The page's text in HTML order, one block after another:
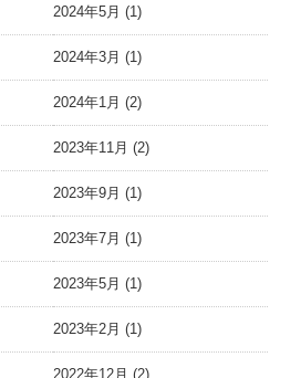
2024年5月 (1)
2024年3月 (1)
2024年1月 (2)
2023年11月 (2)
2023年9月 (1)
2023年7月 (1)
2023年5月 (1)
2023年2月 (1)
2022年12月 (2)